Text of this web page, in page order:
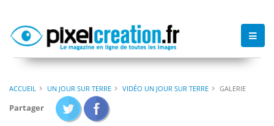
ACCUEIL UN JOUR SUR TERRE VIDÉO UN JOUR SUR TERRE GALERIE
Partager